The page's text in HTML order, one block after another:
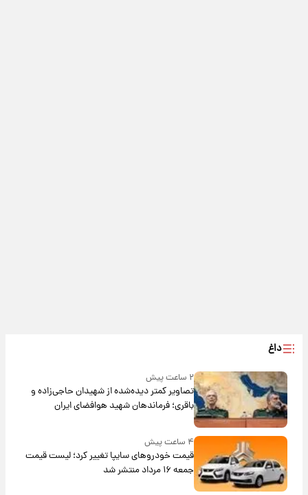
داغ
۲ ساعت پیش
تصاویر کمتر دیده‌شده از شهیدان حاجی‌زاده و
باقری؛ فرماندهان شهید هوافضای ایران
۴ ساعت پیش
قیمت خودروهای سایپا تغییر کرد؛ لیست قیمت
جمعه ۱۶ مرداد منتشر شد